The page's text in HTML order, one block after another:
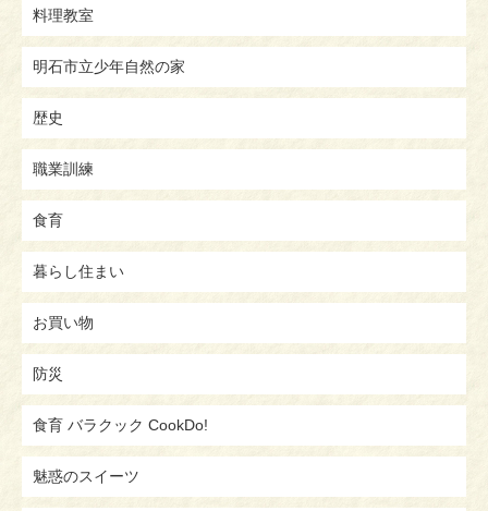
料理教室
明石市立少年自然の家
歴史
職業訓練
食育
暮らし住まい
お買い物
防災
食育 バラクック CookDo!
魅惑のスイーツ